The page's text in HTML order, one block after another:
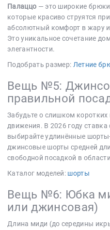
Палаццо — это широкие
которые красиво струятся
абсолютный комфорт в жару
Это уникальное сочетание
элегантности.
Подобрать размер: Летние
Вещь №5:
правильной
Забудьте о слишком
движения. В 2026 году
выбирайте удлинённые
джинсовые шорты средней
свободной посадкой в
Каталог моделей: шорты
Вещь №6: Юбка
или джинсовая)
Длина миди (до середины